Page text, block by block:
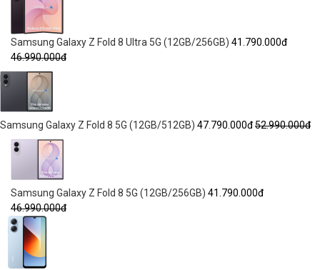
Samsung Galaxy Z Fold 8 Ultra 5G (12GB/256GB) 41.790.000đ
46.990.000đ
Samsung Galaxy Z Fold 8 5G (12GB/512GB) 47.790.000đ52.990.000đ
Samsung Galaxy Z Fold 8 5G (12GB/256GB) 41.790.000đ
46.990.000đ